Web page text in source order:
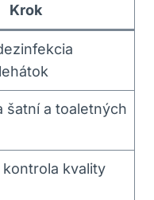
Krok
šatní a toaletných
kontrola kvality